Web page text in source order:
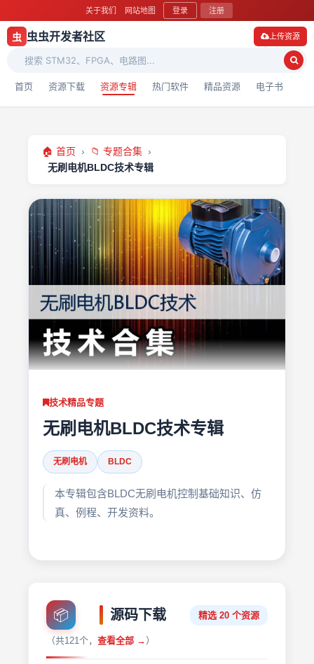
关于我们 网站地图 登录 注册
虫 虫虫开发者社区
首页 资源下载 资源专辑 热门软件 精品资源 电子书
上传资源
🏠 首页 › 📁 专题合集 ›
无刷电机BLDC技术专辑
技术精品专题
无刷电机BLDC技术专辑
无刷电机 BLDC
本专辑包含BLDC无刷电机控制基础知识、仿
真、例程、开发资料。
📦 源码下载 精选 20 个资源
（共121个， 查看全部 → ）